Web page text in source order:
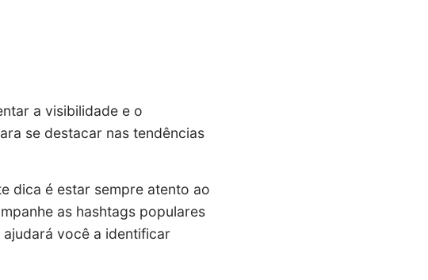
a visibilidade e o
se destacar nas tendências
dica é estar sempre atento ao
as hashtags populares
você a identificar